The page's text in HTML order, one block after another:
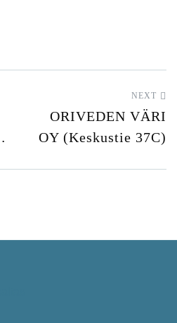
NEXT
ORIVEDEN VÄRI
OY (Keskustie 37C)